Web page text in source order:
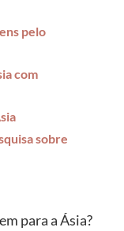
pelo
com
sobre
para a Ásia?